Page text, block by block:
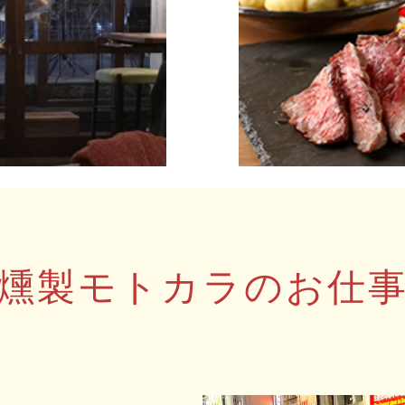
製モトカラのお仕